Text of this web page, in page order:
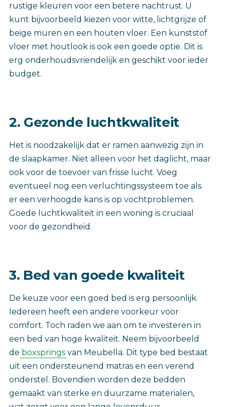
rustige kleuren voor een betere nachtrust. U
kunt bijvoorbeeld kiezen voor witte, lichtgrijze of
beige muren en een houten vloer. Een kunststof
vloer met houtlook is ook een goede optie. Dit is
erg onderhoudsvriendelijk en geschikt voor ieder
budget.
2. Gezonde luchtkwaliteit
Het is noodzakelijk dat er ramen aanwezig zijn in
de slaapkamer. Niet alleen voor het daglicht, maar
ook voor de toevoer van frisse lucht. Voeg
eventueel nog een verluchtingssysteem toe als
er een verhoogde kans is op vochtproblemen.
Goede luchtkwaliteit in een woning is cruciaal
voor de gezondheid.
3. Bed van goede kwaliteit
De keuze voor een goed bed is erg persoonlijk.
Iedereen heeft een andere voorkeur voor
comfort. Toch raden we aan om te investeren in
een bed van hoge kwaliteit. Neem bijvoorbeeld
de boxsprings van Meubella. Dit type bed bestaat
uit een ondersteunend matras en een verend
onderstel. Bovendien worden deze bedden
gemaakt van sterke en duurzame materialen,